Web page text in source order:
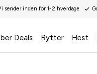
sender inden for 1-2 hverdage
Deals Rytter Hest